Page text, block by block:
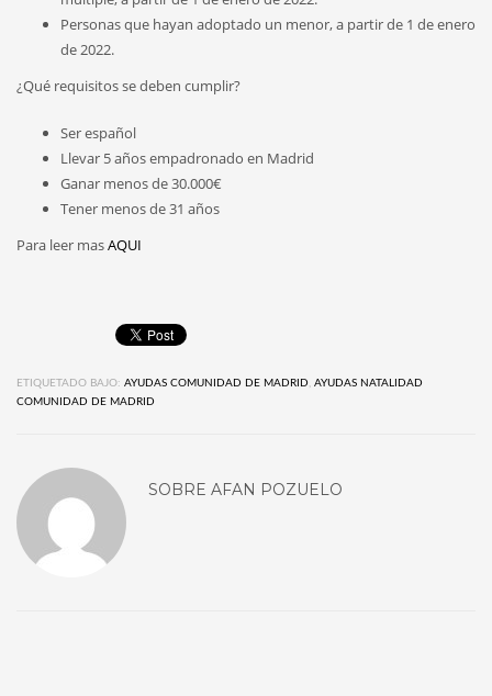
Personas que hayan adoptado un menor, a partir de 1 de enero
de 2022.
¿Qué requisitos se deben cumplir?
Ser español
Llevar 5 años empadronado en Madrid
Ganar menos de 30.000€
Tener menos de 31 años
Para leer masAQUI
ETIQUETADO BAJO: AYUDAS COMUNIDAD DE MADRID AYUDAS NATALIDAD
COMUNIDAD DE MADRID
SOBRE AFAN POZUELO